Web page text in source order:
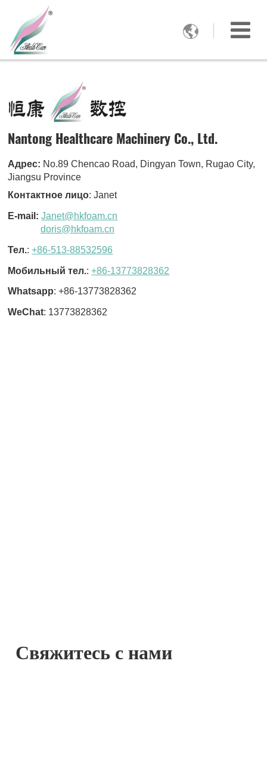

Nantong Healthcare Machinery Co., Ltd.
Адрес: No.89 Chencao Road, Dingyan Town, Rugao City,
Jiangsu Province
Контактное лицо: Janet
E-mail: Janet@hkfoam.cn
doris@hkfoam.cn
Тел.:+86-513-88532596
Мобильный тел.:+86-13773828362
Whatsapp: +86-13773828362
WeChat: 13773828362
Свяжитесь с нами